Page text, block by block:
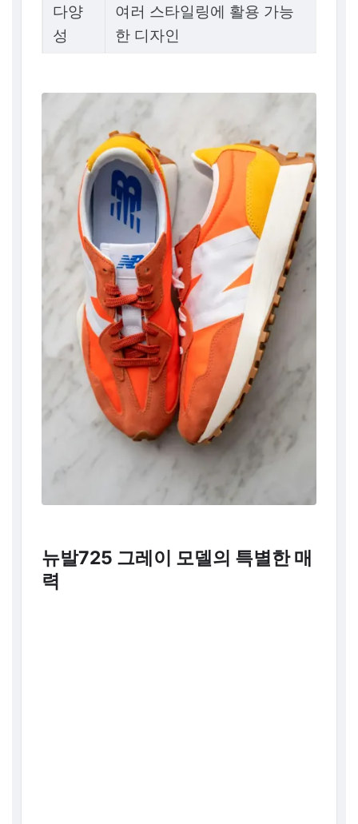
다양
성
여러 스타일링에 활용 가능
한 디자인
뉴발725 그레이 모델의 특별한 매
력